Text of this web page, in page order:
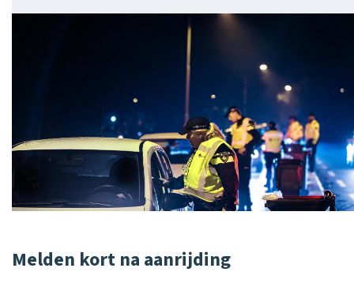
Melden kort na aanrijding